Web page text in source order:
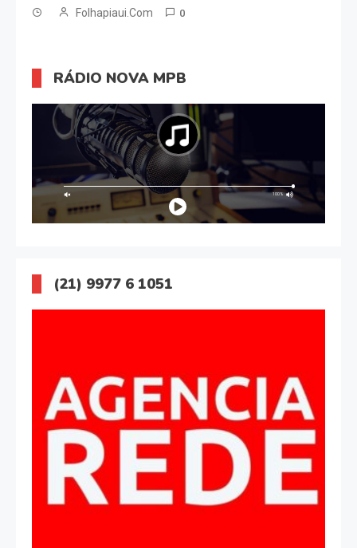
Folhapiaui.com 0
RÁDIO NOVA MPB
(21) 9977 6 1051